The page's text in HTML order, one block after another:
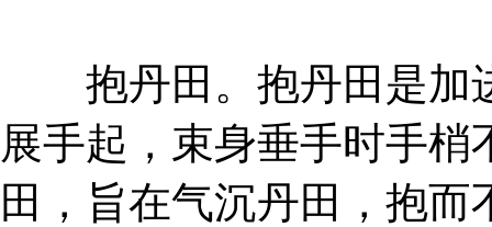
抱丹田。抱丹田是加
展手起，束身垂手时手
田，旨在气沉丹田，抱